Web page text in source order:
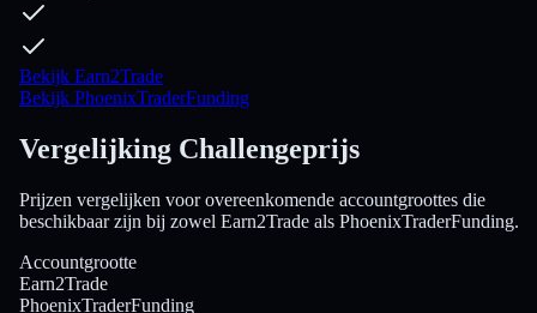
Bekijk Earn2Trade
Bekijk PhoenixTraderFunding
Vergelijking Challengeprijs
Prijzen vergelijken voor overeenkomende accountgroottes die
beschikbaar zijn bij zowel Earn2Trade als PhoenixTraderFunding.
Accountgrootte
Earn2Trade
PhoenixTraderFunding